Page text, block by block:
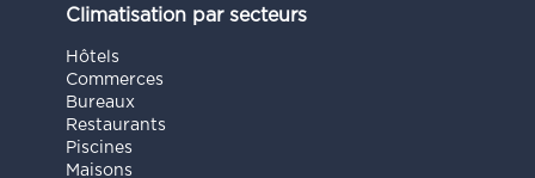
Climatisation par secteurs
Hôtels
Commerces
Bureaux
Restaurants
Piscines
Maisons